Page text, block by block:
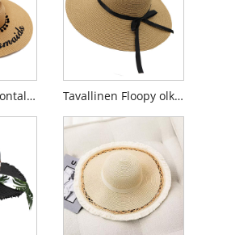
Mukautettu kirjontalevyke olkihattu Tavallinen Floopy olkihattu